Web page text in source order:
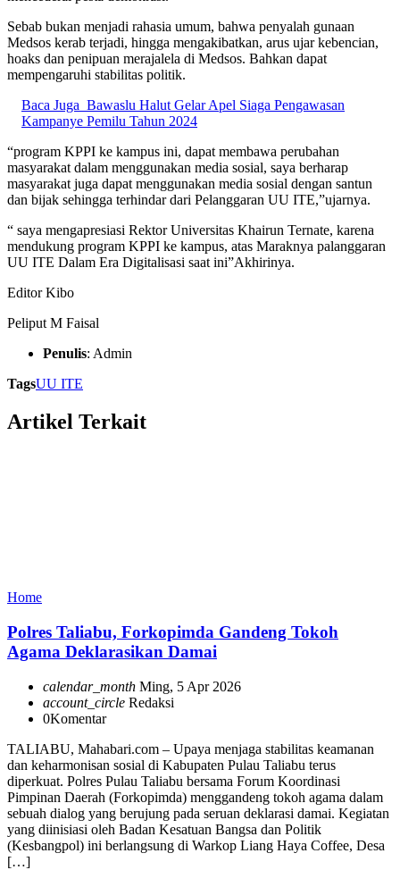
Sebab bukan menjadi rahasia umum, bahwa penyalah gunaan
Medsos kerab terjadi, hingga mengakibatkan, arus ujar kebencian,
hoaks dan penipuan merajalela di Medsos. Bahkan dapat
mempengaruhi stabilitas politik.
Baca Juga Bawaslu Halut Gelar Apel Siaga Pengawasan
Kampanye Pemilu Tahun 2024
“program KPPI ke kampus ini, dapat membawa perubahan
masyarakat dalam menggunakan media sosial, saya berharap
masyarakat juga dapat menggunakan media sosial dengan santun
dan bijak sehingga terhindar dari Pelanggaran UU ITE,”ujarnya.
“ saya mengapresiasi Rektor Universitas Khairun Ternate, karena
mendukung program KPPI ke kampus, atas Maraknya palanggaran
UU ITE Dalam Era Digitalisasi saat ini”Akhirinya.
Editor Kibo
Peliput M Faisal
Penulis: Admin
TagsUU ITE
Artikel Terkait
Home
Polres Taliabu, Forkopimda Gandeng Tokoh
Agama Deklarasikan Damai
calendar_month Ming, 5 Apr 2026
account_circle Redaksi
0Komentar
TALIABU, Mahabari.com – Upaya menjaga stabilitas keamanan
dan keharmonisan sosial di Kabupaten Pulau Taliabu terus
diperkuat. Polres Pulau Taliabu bersama Forum Koordinasi
Pimpinan Daerah (Forkopimda) menggandeng tokoh agama dalam
sebuah dialog yang berujung pada seruan deklarasi damai. Kegiatan
yang diinisiasi oleh Badan Kesatuan Bangsa dan Politik
(Kesbangpol) ini berlangsung di Warkop Liang Haya Coffee, Desa
[…]